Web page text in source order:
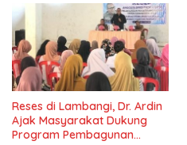
Reses di Lambangi, Dr. Ardin
Ajak Masyarakat Dukung
Program Pembagunan